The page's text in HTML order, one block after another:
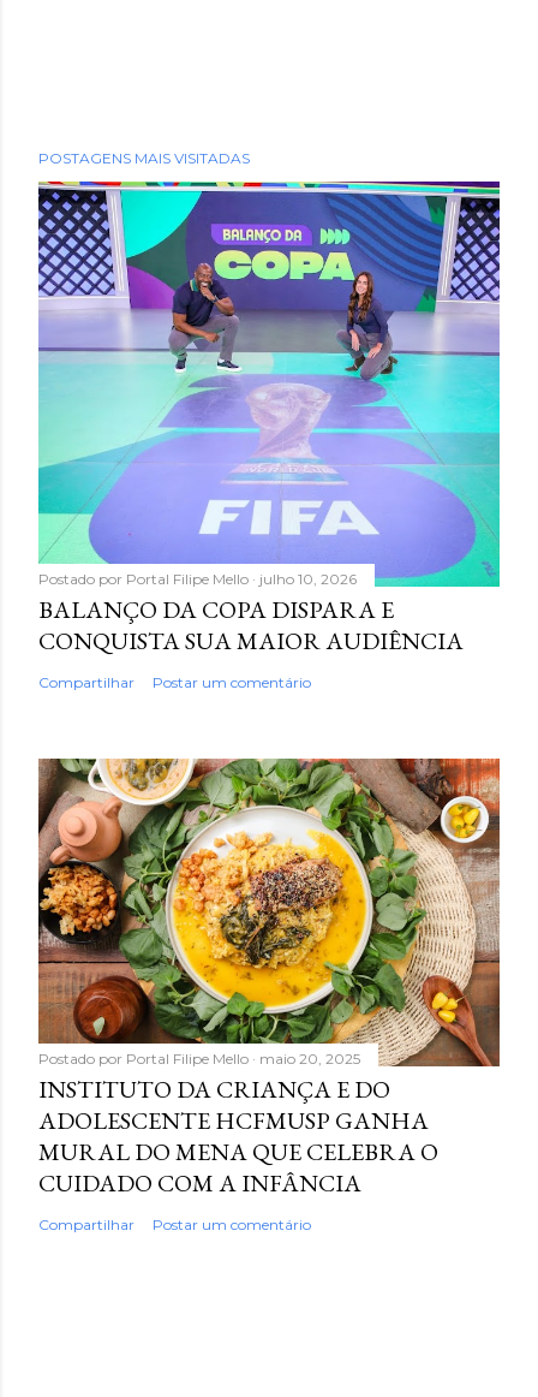
POSTAGENS MAIS VISITADAS
Postado por Portal Filipe Mello julho 10, 2026
BALANÇO DA COPA DISPARA E
CONQUISTA SUA MAIOR AUDIÊNCIA
Compartilhar Postar um comentário
Postado por Portal Filipe Mello maio 20, 2025
INSTITUTO DA CRIANÇA E DO
ADOLESCENTE HCFMUSP GANHA
MURAL DO MENA QUE CELEBRA O
CUIDADO COM A INFÂNCIA
Compartilhar Postar um comentário